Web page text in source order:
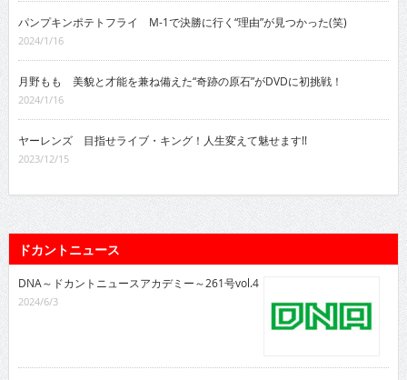
パンプキンポテトフライ M-1で決勝に行く“理由”が見つかった(笑)
2024/1/16
月野もも 美貌と才能を兼ね備えた“奇跡の原石”がDVDに初挑戦！
2024/1/16
ヤーレンズ 目指せライブ・キング！人生変えて魅せます!!
2023/12/15
ドカントニュース
DNA～ドカントニュースアカデミー～261号vol.4
2024/6/3